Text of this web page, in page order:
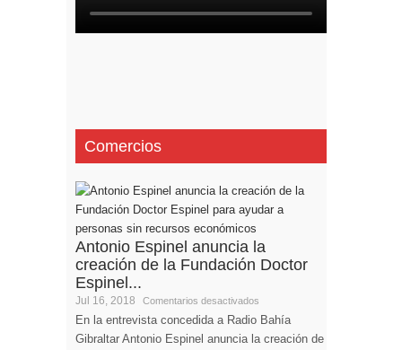
Comercios
Antonio Espinel anuncia la
creación de la Fundación Doctor
Espinel...
Jul 16, 2018 Comentarios desactivados
En la entrevista concedida a Radio Bahía
Gibraltar Antonio Espinel anuncia la creación de